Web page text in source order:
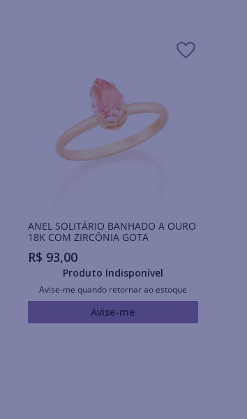
ANEL SOLITÁRIO BANHADO A OURO
18K COM ZIRCÔNIA GOTA
R$ 93,00
Produto Indisponível
Avise-me quando retornar ao estoque
Avise-me